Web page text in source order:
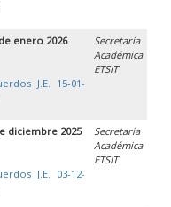
enero 2026
J.E. 15-01-
Secretaría
Académica
ETSIT
diciembre 2025
J.E. 03-12-
Secretaría
Académica
ETSIT